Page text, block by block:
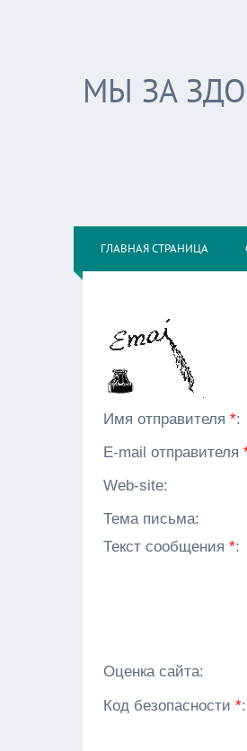
МЫ ЗА
ГЛАВНАЯ СТРАНИЦА
Имя отправителя *:
E-mail отправителя
Web-site:
Тема письма:
Текст сообщения *:
Оценка сайта:
Код безопасности *: